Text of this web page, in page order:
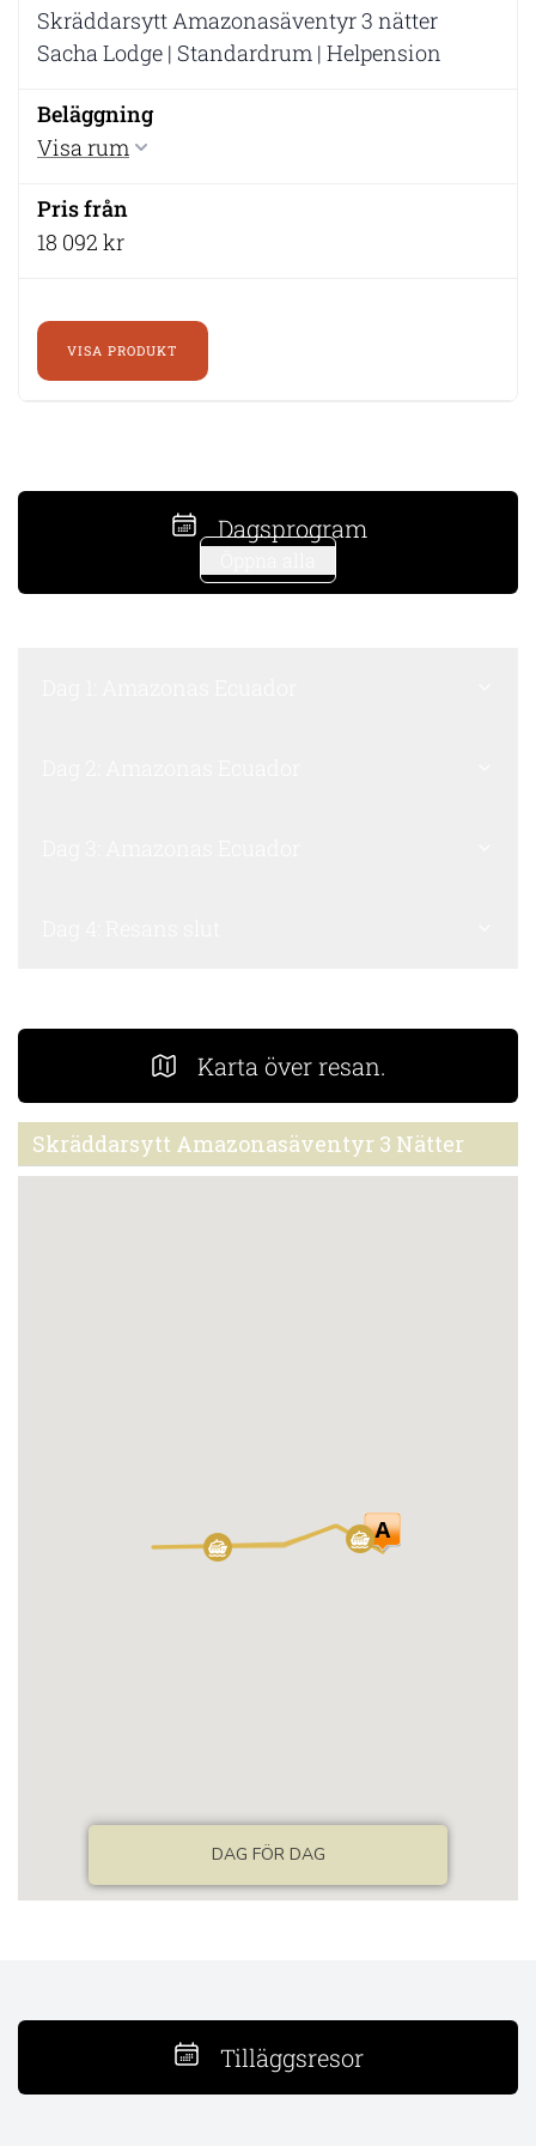
Skräddarsytt Amazonasäventyr 3 nätter
Sacha Lodge | Standardrum | Helpension
Visa rum
18 092 kr
VISA PRODUKT
Dagsprogram
Karta över resan.
Tilläggsresor